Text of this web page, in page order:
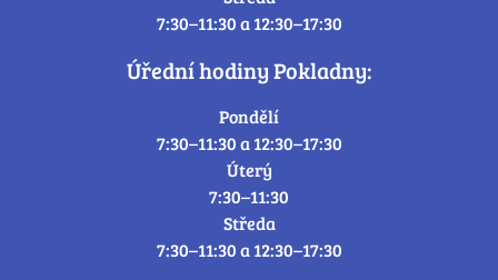
7:30–11:30 a 12:30–17:30
Úřední hodiny Pokladny:
Pondělí
7:30–11:30 a 12:30–17:30
Úterý
7:30–11:30
Středa
7:30–11:30 a 12:30–17:30